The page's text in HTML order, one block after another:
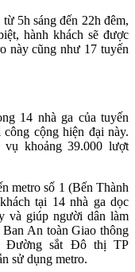
5h sáng đến 22h đêm,
hành khách sẽ được
này cũng như 17 tuyến
14 nhà ga của tuyến
cộng hiện đại này.
khoảng 39.000 lượt
metro số 1 (Bến Thành
tại 14 nhà ga dọc
và giúp người dân làm
An toàn Giao thông
Đường sắt Đô thị TP
sử dụng metro.